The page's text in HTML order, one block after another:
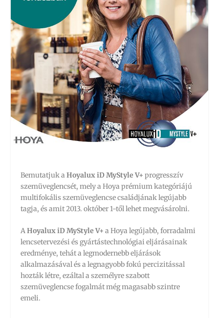
Bemutatjuk aHoyalux iD MyStyle V+ progresszív
szemüveglencsét, mely a Hoya prémium kategóriájú
multifokális szemüveglencse családjának legújabb
tagja, és amit 2013. október 1-től lehet megvásárolni.
AHoyalux iD MyStyle V+ a Hoya legújabb, forradalmi
lencsetervezési és gyártástechnológiai eljárásainak
eredménye, tehát a legmodernebb eljárások
alkalmazásával és a legnagyobb fokú percizitással
hozták létre, ezáltal a személyre szabott
szemüveglencse fogalmát még magasabb szintre
emeli.